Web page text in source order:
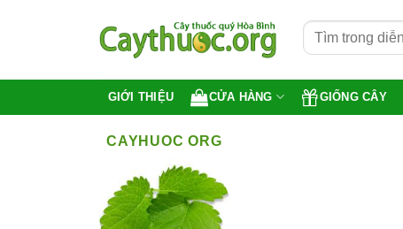
dung
GIỚI THIỆU CỬA HÀNG GIỐNG CÂY
CAYHUOC ORG